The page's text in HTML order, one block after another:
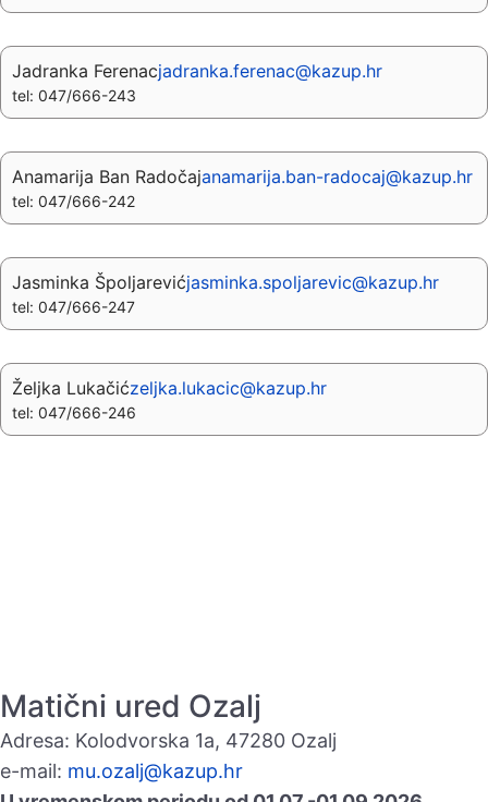
Jadranka Ferenacjadranka.ferenac@kazup.hr
tel: 047/666-243
Anamarija Ban Radočajanamarija.ban-radocaj@kazup.hr
tel: 047/666-242
Jasminka Špoljarevićjasminka.spoljarevic@kazup.hr
tel: 047/666-247
Željka Lukačićzeljka.lukacic@kazup.hr
tel: 047/666-246
Matični ured Ozalj
Adresa: Kolodvorska 1a, 47280 Ozalj
e-mail: mu.ozalj@kazup.hr